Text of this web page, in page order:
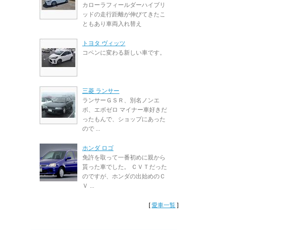
カローラフィールダーハイブリ
ッドの走行距離が伸びてきたこ
ともあり車両入れ替え
トヨタ ヴィッツ
コペンに変わる新しい車です。
三菱 ランサー
ランサーＧＳＲ、別名ノンエ
ボ、エボゼロ マイナー車好きだ
ったもんで、ショップにあった
ので ...
ホンダ ロゴ
免許を取って一番初めに親から
貰った車でした。 ＣＶＴだった
のですが、ホンダの出始めのＣ
Ｖ ...
[愛車一覧 ]